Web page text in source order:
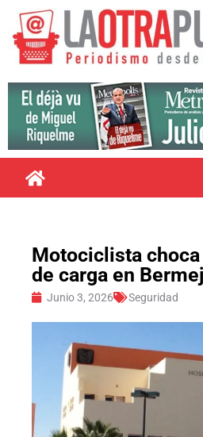
Motociclista
de carga en
Junio 3, 2026 Seguridad